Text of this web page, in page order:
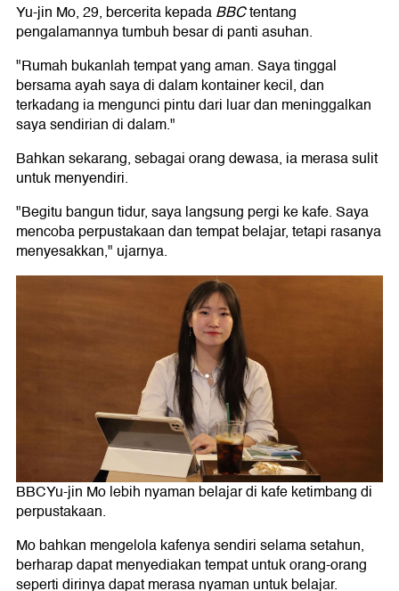
Yu-jin Mo, 29, bercerita kepadaBBCtentang
pengalamannya tumbuh besar di panti asuhan.
"Rumah bukanlah tempat yang aman. Saya tinggal
bersama ayah saya di dalam kontainer kecil, dan
terkadang ia mengunci pintu dari luar dan meninggalkan
saya sendirian di dalam."
Bahkan sekarang, sebagai orang dewasa, ia merasa sulit
untuk menyendiri.
"Begitu bangun tidur, saya langsung pergi ke kafe. Saya
mencoba perpustakaan dan tempat belajar, tetapi rasanya
menyesakkan," ujarnya.
BBCYu-jin Mo lebih nyaman belajar di kafe ketimbang di
perpustakaan.
Mo bahkan mengelola kafenya sendiri selama setahun,
berharap dapat menyediakan tempat untuk orang-orang
seperti dirinya dapat merasa nyaman untuk belajar.